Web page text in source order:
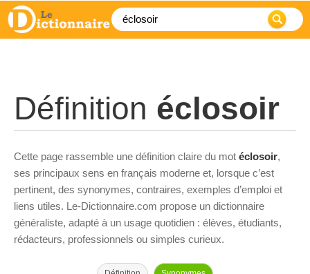
Définition éclosoir
Cette page rassemble une définition claire du mot éclosoir,
ses principaux sens en français moderne et, lorsque c’est
pertinent, des synonymes, contraires, exemples d’emploi et
liens utiles. Le-Dictionnaire.com propose un dictionnaire
généraliste, adapté à un usage quotidien : élèves, étudiants,
rédacteurs, professionnels ou simples curieux.